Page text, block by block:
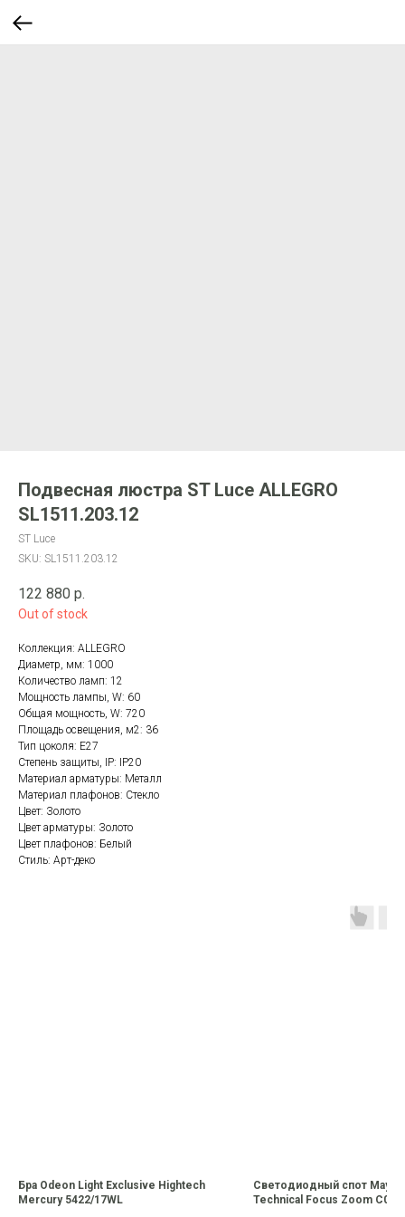
Подвесная люстра ST Luce ALLEGRO
SL1511.203.12
ST Luce
SKU: SL1511.203.12
122 880 р.
Out of stock
Коллекция: ALLEGRO
Диаметр, мм: 1000
Количество ламп: 12
Мощность лампы, W: 60
Общая мощность, W: 720
Площадь освещения, м2: 36
Тип цоколя: E27
Степень защиты, IP: IP20
Материал арматуры: Металл
Материал плафонов: Стекло
Цвет: Золото
Цвет арматуры: Золото
Цвет плафонов: Белый
Стиль: Арт-деко
Бра Odeon Light Exclusive Hightech
Mercury 5422/17WL
Светодиодный спот
Technical Focus Zoom